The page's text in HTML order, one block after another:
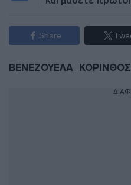
Share
ΒΕΝΕΖΟΥΕΛΑ ΚΟΡΙΝΘΟΣ